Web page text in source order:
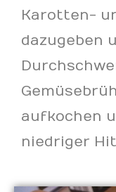
Karotten-
dazugeben
aufkochen
niedriger